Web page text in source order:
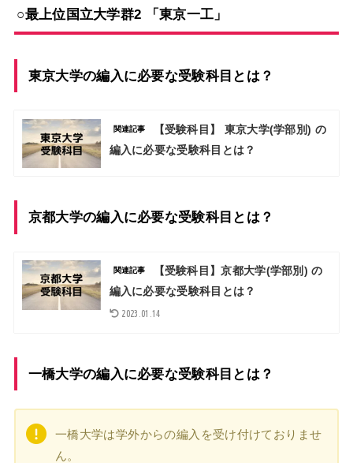
○最上位国立大学群2 「東京一工」
東京大学の編入に必要な受験科目とは？
関連記事
【受験科目】 東京大学(学部別) の
編入に必要な受験科目とは？
京都大学の編入に必要な受験科目とは？
関連記事
【受験科目】京都大学(学部別) の
編入に必要な受験科目とは？
2023.01.14
一橋大学の編入に必要な受験科目とは？
一橋大学は学外からの編入を受け付けておりませ
ん。